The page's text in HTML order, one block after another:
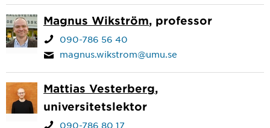
Magnus Wikström, professor
090-786 56 40
magnus.wikstrom@umu.se
Mattias Vesterberg,
universitetslektor
090-786 80 17